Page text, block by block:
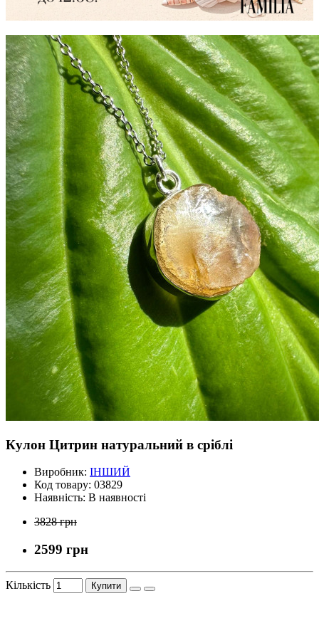
Кулон Цитрин натуральний в сріблі
Виробник: ІНШИЙ
Код товару: 03829
Наявність: В наявності
3828 грн
2599 грн
Кількість Купити